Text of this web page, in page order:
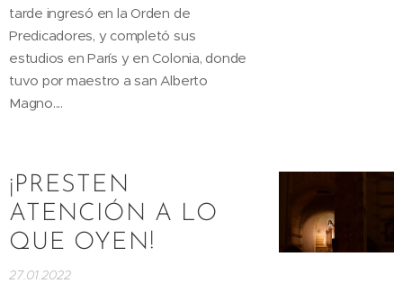
tarde ingresó en la Orden de
Predicadores, y completó sus
estudios en París y en Colonia, donde
tuvo por maestro a san Alberto
Magno....
¡PRESTEN
ATENCIÓN A LO
QUE OYEN!
27.01.2022